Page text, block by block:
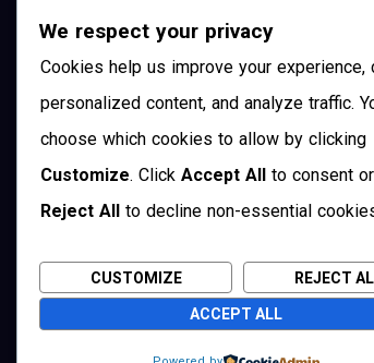
We respect your privacy
Cookies help us improve your experience,
personalized content, and analyze traffic.
choose which cookies to allow by clicking
Customize. Click Accept All to consent or
Reject All to decline non-essential
CUSTOMIZE REJECT
ACCEPT ALL